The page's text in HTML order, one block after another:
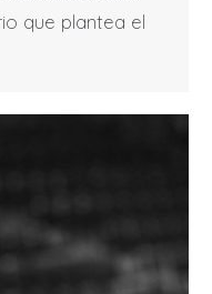
que plantea el